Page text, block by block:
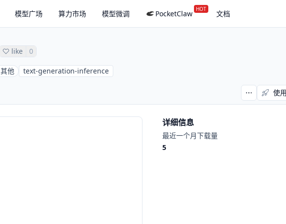
模型广场 算力市场 模型微调 PocketClaw HOT 文档
like 0
其他 text-generation-inference
使用
详细信息
最近一个月下载量
5